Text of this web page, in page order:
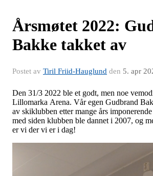
Årsmøtet 2022:
Bakke takket av
Postet av Tiril Friid-Hauglund den 5. apr
Den 31/3 2022 ble et godt, men noe
Lillomarka Arena. Vår egen Gudbrand
av skiklubben etter mange års
med siden klubben ble dannet i 2007, og
er vi der vi er i dag!